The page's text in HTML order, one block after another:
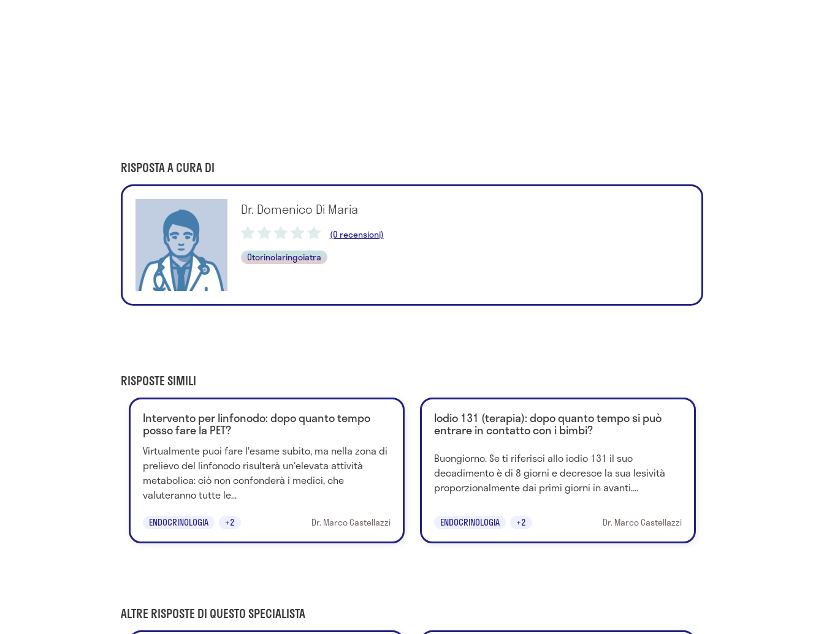
RISPOSTA A CURA DI
Dr. Domenico Di Maria
(0 recensioni)
Otorinolaringoiatra
RISPOSTE SIMILI
Intervento per linfonodo: dopo quanto tempo
posso fare la PET?
Virtualmente puoi fare l'esame subito, ma nella zona di
prelievo del linfonodo risulterà un'elevata attività
metabolica: ciò non confonderà i medici, che
valuteranno tutte le...
ENDOCRINOLOGIA +2 Dr. Marco Castellazzi
Iodio 131 (terapia): dopo quanto tempo si può
entrare in contatto con i bimbi?
Buongiorno. Se ti riferisci allo iodio 131 il suo
decadimento è di 8 giorni e decresce la sua lesività
proporzionalmente dai primi giorni in avanti....
ENDOCRINOLOGIA +2 Dr. Marco Castellazzi
ALTRE RISPOSTE DI QUESTO SPECIALISTA